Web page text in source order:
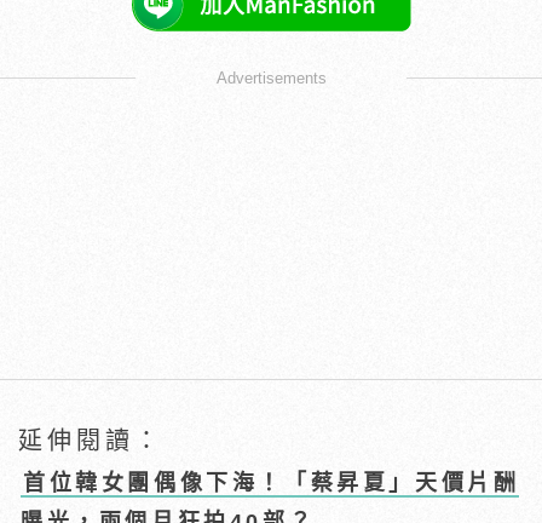
Advertisements
延伸閱讀：
首位韓女團偶像下海！「蔡昇夏」天價片酬